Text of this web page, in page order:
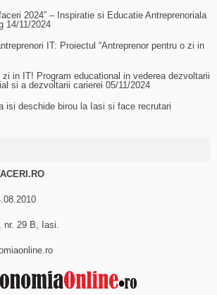
2024” – Inspiratie si Educatie Antreprenoriala
14/11/2024
IT: Proiectul “Antreprenor pentru o zi in
zi in IT! Program educational in vederea dezvoltarii
si a dezvoltarii carierei 05/11/2024
isi deschide birou la Iasi si face recrutari
nr. 29 B, Iasi.